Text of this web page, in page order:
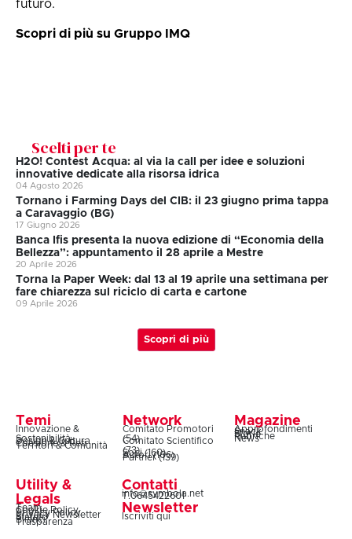
futuro.
Scopri di più su Gruppo IMQ
Scelti per te
H2O! Contest Acqua: al via la call per idee e soluzioni
innovative dedicate alla risorsa idrica
04 Agosto 2026
Tornano i Farming Days del CIB: il 23 giugno prima tappa
a Caravaggio (BG)
17 Giugno 2026
Banca Ifis presenta la nuova edizione di “Economia della
Bellezza”: appuntamento il 28 aprile a Mestre
20 Aprile 2026
Torna la Paper Week: dal 13 al 19 aprile una settimana per
fare chiarezza sul riciclo di carta e cartone
09 Aprile 2026
Scopri di più
Temi
Innovazione &
Sostenibilità
Design & Cultura
Coesione & Reti
Territori & Comunità
Network
Comitato Promotori
(54)
Comitato Scientifico
(73)
Soci (160)
Autori (106)
Partner (139)
Magazine
Approfondimenti
Snack
Storie
Rubriche
News
Utility &
Legals
Team
Cookie Policy
Privacy Policy
Privacy Newsletter
Statuto
Bilanci
Trasparenza
Contatti
info@symbola.net
T.0645422601
Newsletter
Iscriviti qui